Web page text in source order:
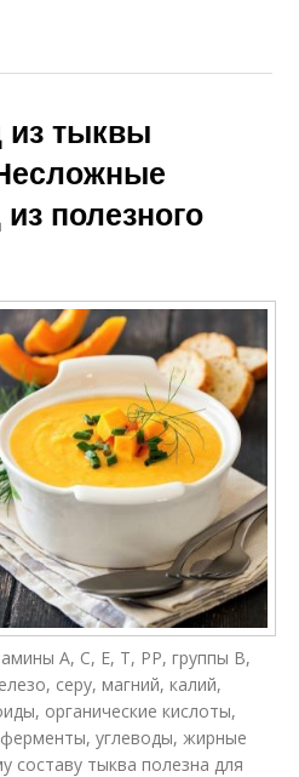
тыквы
полезного
А, С, Е, Т, РР, группы В,
серу, магний, калий,
органические кислоты,
углеводы, жирные
составу тыква полезна для